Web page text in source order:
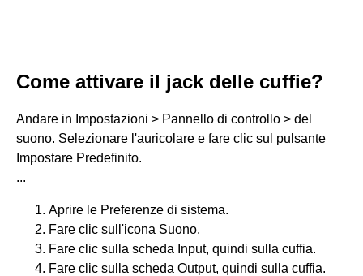
Come attivare il jack delle cuffie?
Andare in Impostazioni > Pannello di controllo > del
suono. Selezionare l'auricolare e fare clic sul pulsante
Impostare Predefinito.
...
Aprire le Preferenze di sistema.
Fare clic sull'icona Suono.
Fare clic sulla scheda Input, quindi sulla cuffia.
Fare clic sulla scheda Output, quindi sulla cuffia.